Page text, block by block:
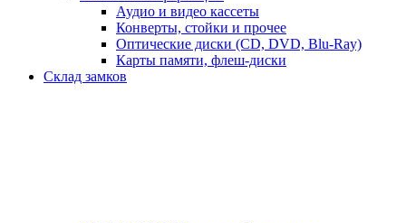
Аудио и видео кассеты
Конверты, стойки и прочее
Оптические диски (CD, DVD, Blu-Ray)
Карты памяти, флеш-диски
Склад замков